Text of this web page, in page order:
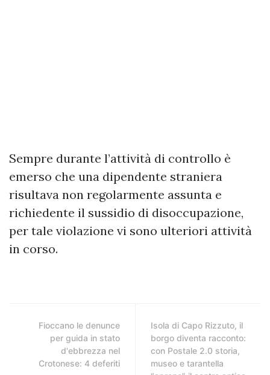
Sempre durante l’attività di controllo è
emerso che una dipendente straniera
risultava non regolarmente assunta e
richiedente il sussidio di disoccupazione,
per tale violazione vi sono ulteriori attività
in corso.
Fioccano le denunce
per guida in stato
d'ebbrezza nel
Crotonese: 4 deferiti
Isola di Capo Rizzuto, il
borgo diventa racconto:
con Postale 2.0 storia,
museo e tarantella